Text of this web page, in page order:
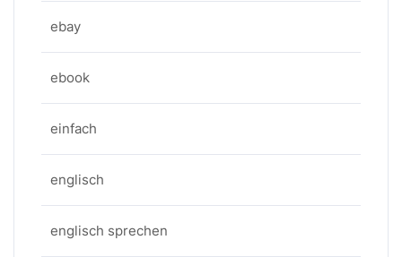
ebay
ebook
einfach
englisch
englisch sprechen